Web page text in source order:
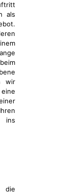
als
wir
ins